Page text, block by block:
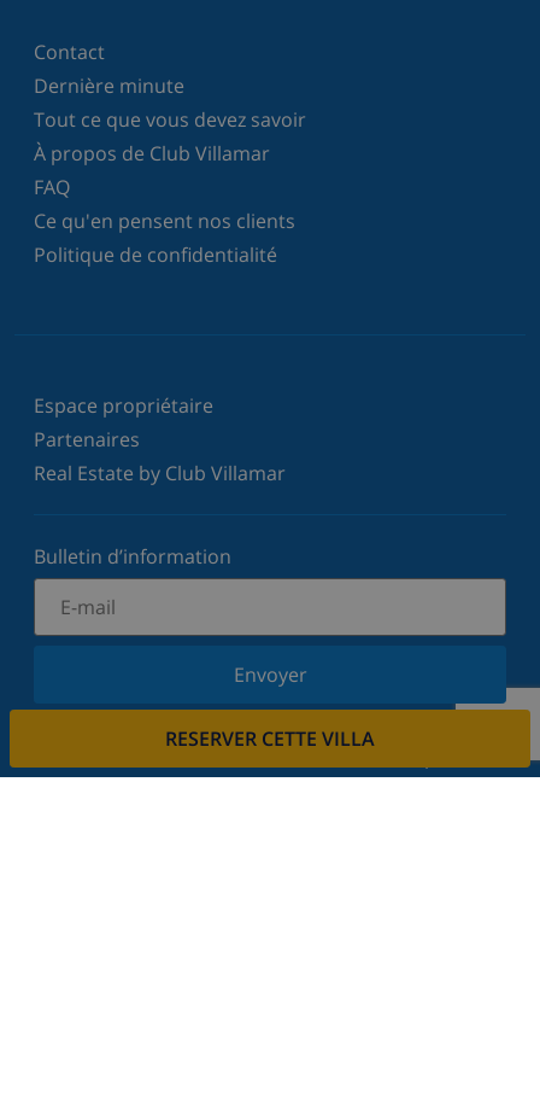
RESERVER CETTE VILLA
Contact
Dernière minute
Tout ce que vous devez savoir
À propos de Club Villamar
FAQ
Ce qu'en pensent nos clients
Politique de confidentialité
Espace propriétaire
Partenaires
Real Estate by Club Villamar
Bulletin d’information
Envoyer
Inscrivez-vous à notre newsletter et restez informé
votre vie privée.